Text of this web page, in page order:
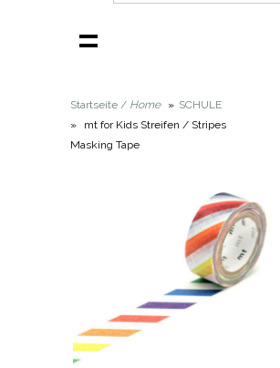
Startseite / Home » SCHULE
»
mt for Kids Streifen / Stripes
Masking Tape